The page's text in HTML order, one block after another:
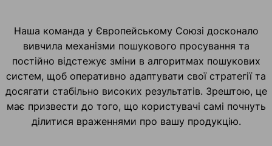
Наша команда у Європейському Союзі досконало
вивчила механізми пошукового просування та
постійно відстежує зміни в алгоритмах пошукових
систем, щоб оперативно адаптувати свої стратегії та
досягати стабільно високих результатів. Зрештою, це
має призвести до того, що користувачі самі почнуть
ділитися враженнями про вашу продукцію.